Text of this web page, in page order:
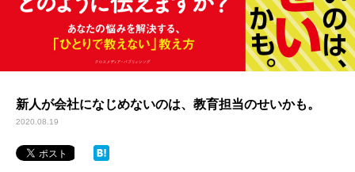
新人が会社になじめないのは、教育担当のせいかも。
2020.08.19